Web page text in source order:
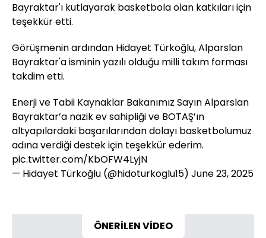
Bayraktar'ı kutlayarak basketbola olan katkıları için
teşekkür etti.
Görüşmenin ardından Hidayet Türkoğlu, Alparslan
Bayraktar'a isminin yazılı olduğu milli takım forması
takdim etti.
Enerji ve Tabii Kaynaklar Bakanımız Sayın Alparslan
Bayraktar’a nazik ev sahipliği ve BOTAŞ’ın
altyapılardaki başarılarından dolayı basketbolumuz
adına verdiği destek için teşekkür ederim.
pic.twitter.com/KbOFW4LyjN
— Hidayet Türkoğlu (@hidoturkoglu15) June 23, 2025
ÖNERİLEN VİDEO